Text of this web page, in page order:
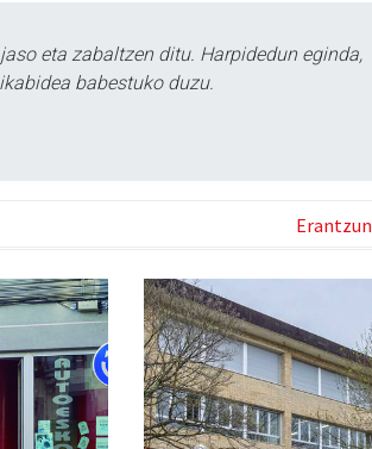
eta zabaltzen ditu. Harpidedun eginda,
babestuko duzu.
Erantzun